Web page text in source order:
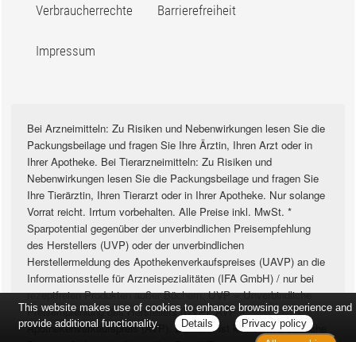
Verbraucherrechte Barrierefreiheit
Impressum
Bei Arzneimitteln: Zu Risiken und Nebenwirkungen lesen Sie die
Packungsbeilage und fragen Sie Ihre Ärztin, Ihren Arzt oder in
Ihrer Apotheke. Bei Tierarzneimitteln: Zu Risiken und
Nebenwirkungen lesen Sie die Packungsbeilage und fragen Sie
Ihre Tierärztin, Ihren Tierarzt oder in Ihrer Apotheke. Nur solange
Vorrat reicht. Irrtum vorbehalten. Alle Preise inkl. MwSt. *
Sparpotential gegenüber der unverbindlichen Preisempfehlung
des Herstellers (UVP) oder der unverbindlichen
Herstellermeldung des Apothekenverkaufspreises (UAVP) an die
Informationsstelle für Arzneispezialitäten (IFA GmbH) / nur bei
rezeptfreien Produkten außer Büchern. UVP = Unverbindliche
Preisempfehlung des Herstellers (UVP). AVP =
Apothekenverkaufspreis (AVP). Der AVP ist keine unverbindliche
This website makes use of cookies to enhance browsing experience and
provide additional functionality.
Details
Privacy policy